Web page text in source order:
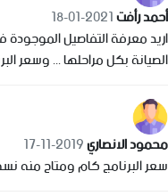
أحمد رأفت2021-01-18
اريد معرفة التفاصيل
الصيانة بكل مراحلها ... وسعر
محمود الانصاري2019-11-17
سعر البرنامج كام ومتاح منه